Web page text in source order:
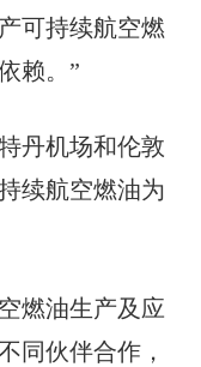
可持续航空燃
赖。”
丹机场和伦敦
续航空燃油为
燃油生产及应
同伙伴合作，